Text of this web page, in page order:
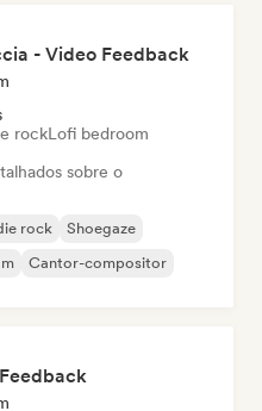
- Video Feedback
rockLofi bedroom
sobre o
rock
Shoegaze
Cantor-compositor